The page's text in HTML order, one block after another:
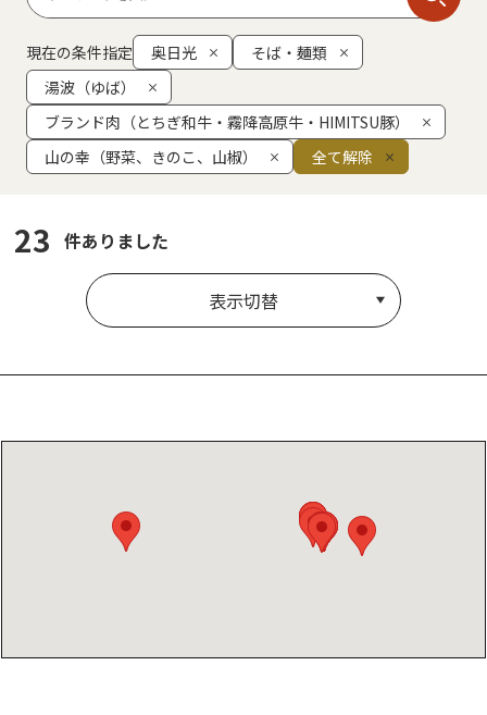
現在の条件指定 奥日光
そば・麺類
湯波（ゆば）
ブランド肉（とちぎ和牛・霧降高原牛・HIMITSU豚）
山の幸（野菜、きのこ、山椒）
全て解除
23 件ありました
表示切替